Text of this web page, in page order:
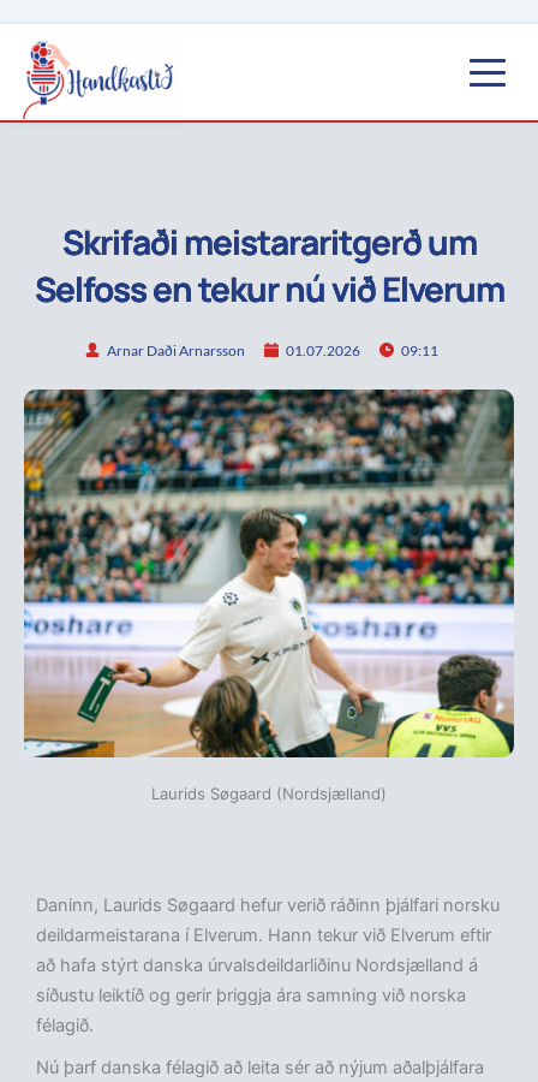
Skrifaði meistararitgerð um
Selfoss en tekur nú við Elverum
Arnar Daði Arnarsson 01.07.2026 09:11
Laurids Søgaard (Nordsjælland)
Daninn, Laurids Søgaard hefur verið ráðinn þjálfari norsku
deildarmeistarana í Elverum. Hann tekur við Elverum eftir
að hafa stýrt danska úrvalsdeildarliðinu Nordsjælland á
síðustu leiktíð og gerir þriggja ára samning við norska
félagið.
Nú þarf danska félagið að leita sér að nýjum aðalþjálfara